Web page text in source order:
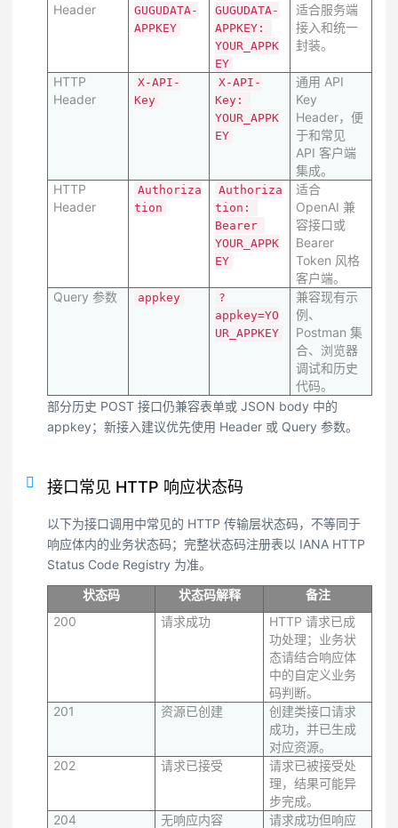
Header
GUGUDATA-
APPKEY
GUGUDATA-
APPKEY:
YOUR_APPK
EY
适合服务端
接入和统一
封装。
HTTP
Header
X-API-
Key
X-API-
Key:
YOUR_APPK
EY
通用 API
Key
Header，便
于和常见
API 客户端
集成。
HTTP
Header
Authoriza
tion
Authoriza
tion:
Bearer
YOUR_APPK
EY
适合
OpenAI 兼
容接口或
Bearer
Token 风格
客户端。
Query 参数
appkey
?
appkey=YO
UR_APPKEY
兼容现有示
例、
Postman 集
合、浏览器
调试和历史
代码。
部分历史 POST 接口仍兼容表单或 JSON body 中的
appkey；新接入建议优先使用 Header 或 Query 参数。
接口常见 HTTP 响应状态码
以下为接口调用中常见的 HTTP 传输层状态码，不等同于
响应体内的业务状态码；完整状态码注册表以 IANA HTTP
Status Code Registry 为准。
状态码
状态码解释
备注
200
请求成功
HTTP 请求已成
功处理；业务状
态请结合响应体
中的自定义业务
码判断。
201
资源已创建
创建类接口请求
成功，并已生成
对应资源。
202
请求已接受
请求已被接受处
理，结果可能异
步完成。
204
无响应内容
请求成功但响应